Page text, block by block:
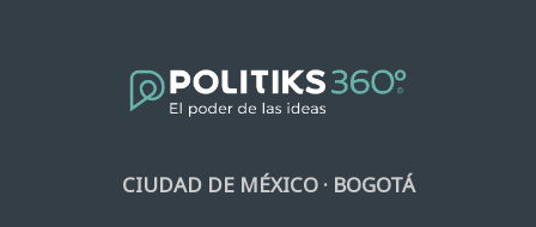
CIUDAD DE MÉXICO · BOGOTÁ